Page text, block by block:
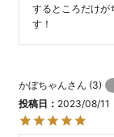
するところだけが
す！
かぼちゃん 3
投稿日
2023/08/11